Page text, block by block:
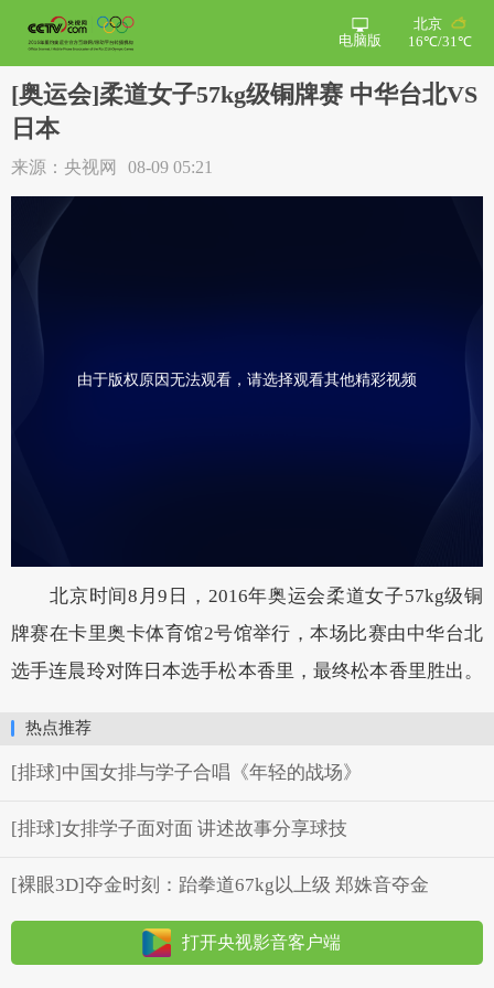
北京
16℃/31℃
电脑版
[奥运会]柔道女子57kg级铜牌赛 中华台北VS
日本
来源：央视网 08-09 05:21
由于版权原因无法观看，请选择观看其他精彩视频
北京时间8月9日，2016年奥运会柔道女子57kg级铜
牌赛在卡里奥卡体育馆2号馆举行，本场比赛由中华台北
选手连晨玲对阵日本选手松本香里，最终松本香里胜出。
热点推荐
[排球]中国女排与学子合唱《年轻的战场》
[排球]女排学子面对面 讲述故事分享球技
[裸眼3D]夺金时刻：跆拳道67kg以上级 郑姝音夺金
打开央视影音客户端